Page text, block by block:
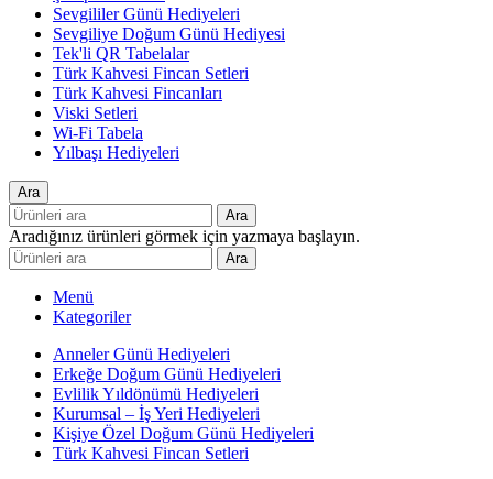
Sevgililer Günü Hediyeleri
Sevgiliye Doğum Günü Hediyesi
Tek'li QR Tabelalar
Türk Kahvesi Fincan Setleri
Türk Kahvesi Fincanları
Viski Setleri
Wi-Fi Tabela
Yılbaşı Hediyeleri
Ara
Ara
Aradığınız ürünleri görmek için yazmaya başlayın.
Ara
Menü
Kategoriler
Anneler Günü Hediyeleri
Erkeğe Doğum Günü Hediyeleri
Evlilik Yıldönümü Hediyeleri
Kurumsal – İş Yeri Hediyeleri
Kişiye Özel Doğum Günü Hediyeleri
Türk Kahvesi Fincan Setleri